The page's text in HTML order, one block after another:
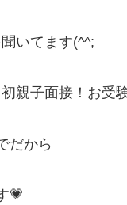
いてます(^^;
親子面接！お受
だから
💗